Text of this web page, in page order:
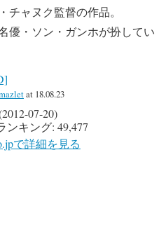
ャヌク監督の作品。
優・ソン・ガンホが扮してい
at 18.08.23
07-20)
ンキング: 49,477
で詳細を見る